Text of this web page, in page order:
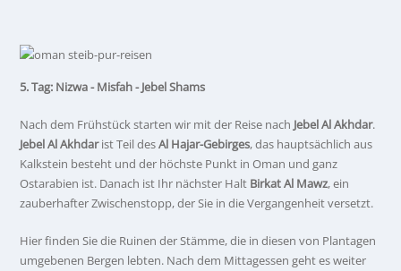
5. Tag: Nizwa - Misfah - Jebel Shams
Nach dem Frühstück starten wir mit der Reise nach Jebel Al Akhdar.
Jebel Al Akhdarist Teil desAl Hajar-Gebirges, das hauptsächlich aus
Kalkstein besteht und der höchste Punkt in Oman und ganz
Ostarabien ist. Danach ist Ihr nächster Halt Birkat Al Mawz, ein
zauberhafter Zwischenstopp, der Sie in die Vergangenheit versetzt.
Hier finden Sie die Ruinen der Stämme, die in diesen von Plantagen
umgebenen Bergen lebten. Nach dem Mittagessen geht es weiter